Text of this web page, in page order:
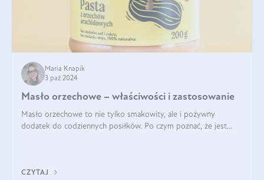
Maria Knapik
3 paź 2024
Masło orzechowe – właściwości i zastosowanie
Masło orzechowe to nie tylko smakowity, ale i pożywny
dodatek do codziennych posiłków. Po czym poznać, że jest
CZYTAJ